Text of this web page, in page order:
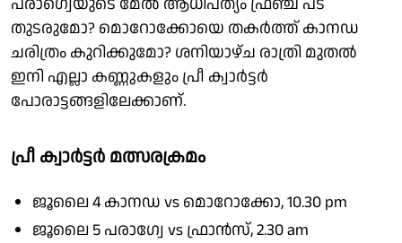
തുടരുമോ? മൊറോക്കോയെ തകർത്ത് കാനഡ
ചരിത്രം കുറിക്കുമോ? ശനിയാഴ്ച രാത്രി മുതൽ
ഇനി എല്ലാ കണ്ണുകളും പ്രീ ക്വാർട്ടർ
പോരാട്ടങ്ങളിലേക്കാണ്.
പ്രീ ക്വാര്‍ട്ടര്‍ മത്സരക്രമം
ജൂലൈ 4 കാനഡ vs മൊറോക്കോ, 10.30 pm
ജൂലൈ 5 പരാഗ്വേ vs ഫ്രാന്‍സ്, 2.30 am